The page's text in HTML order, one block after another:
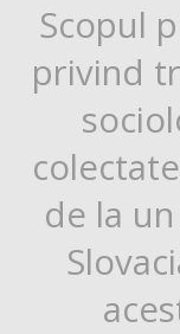
Scopul
privind
de la